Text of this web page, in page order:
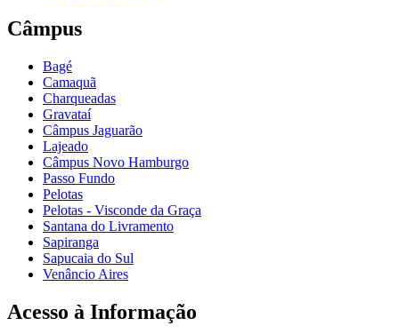
Câmpus
Bagé
Camaquã
Charqueadas
Gravataí
Câmpus Jaguarão
Lajeado
Câmpus Novo Hamburgo
Passo Fundo
Pelotas
Pelotas - Visconde da Graça
Santana do Livramento
Sapiranga
Sapucaia do Sul
Venâncio Aires
Acesso à Informação